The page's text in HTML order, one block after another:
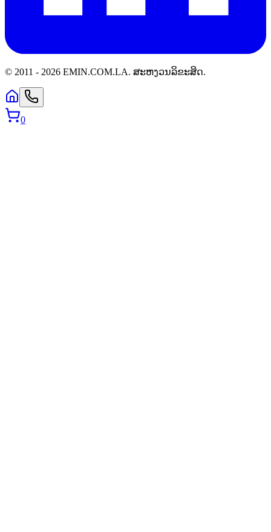
© 2011 - 2026 EMIN.COM.LA. ສະຫງວນລິຂະສິດ.
0